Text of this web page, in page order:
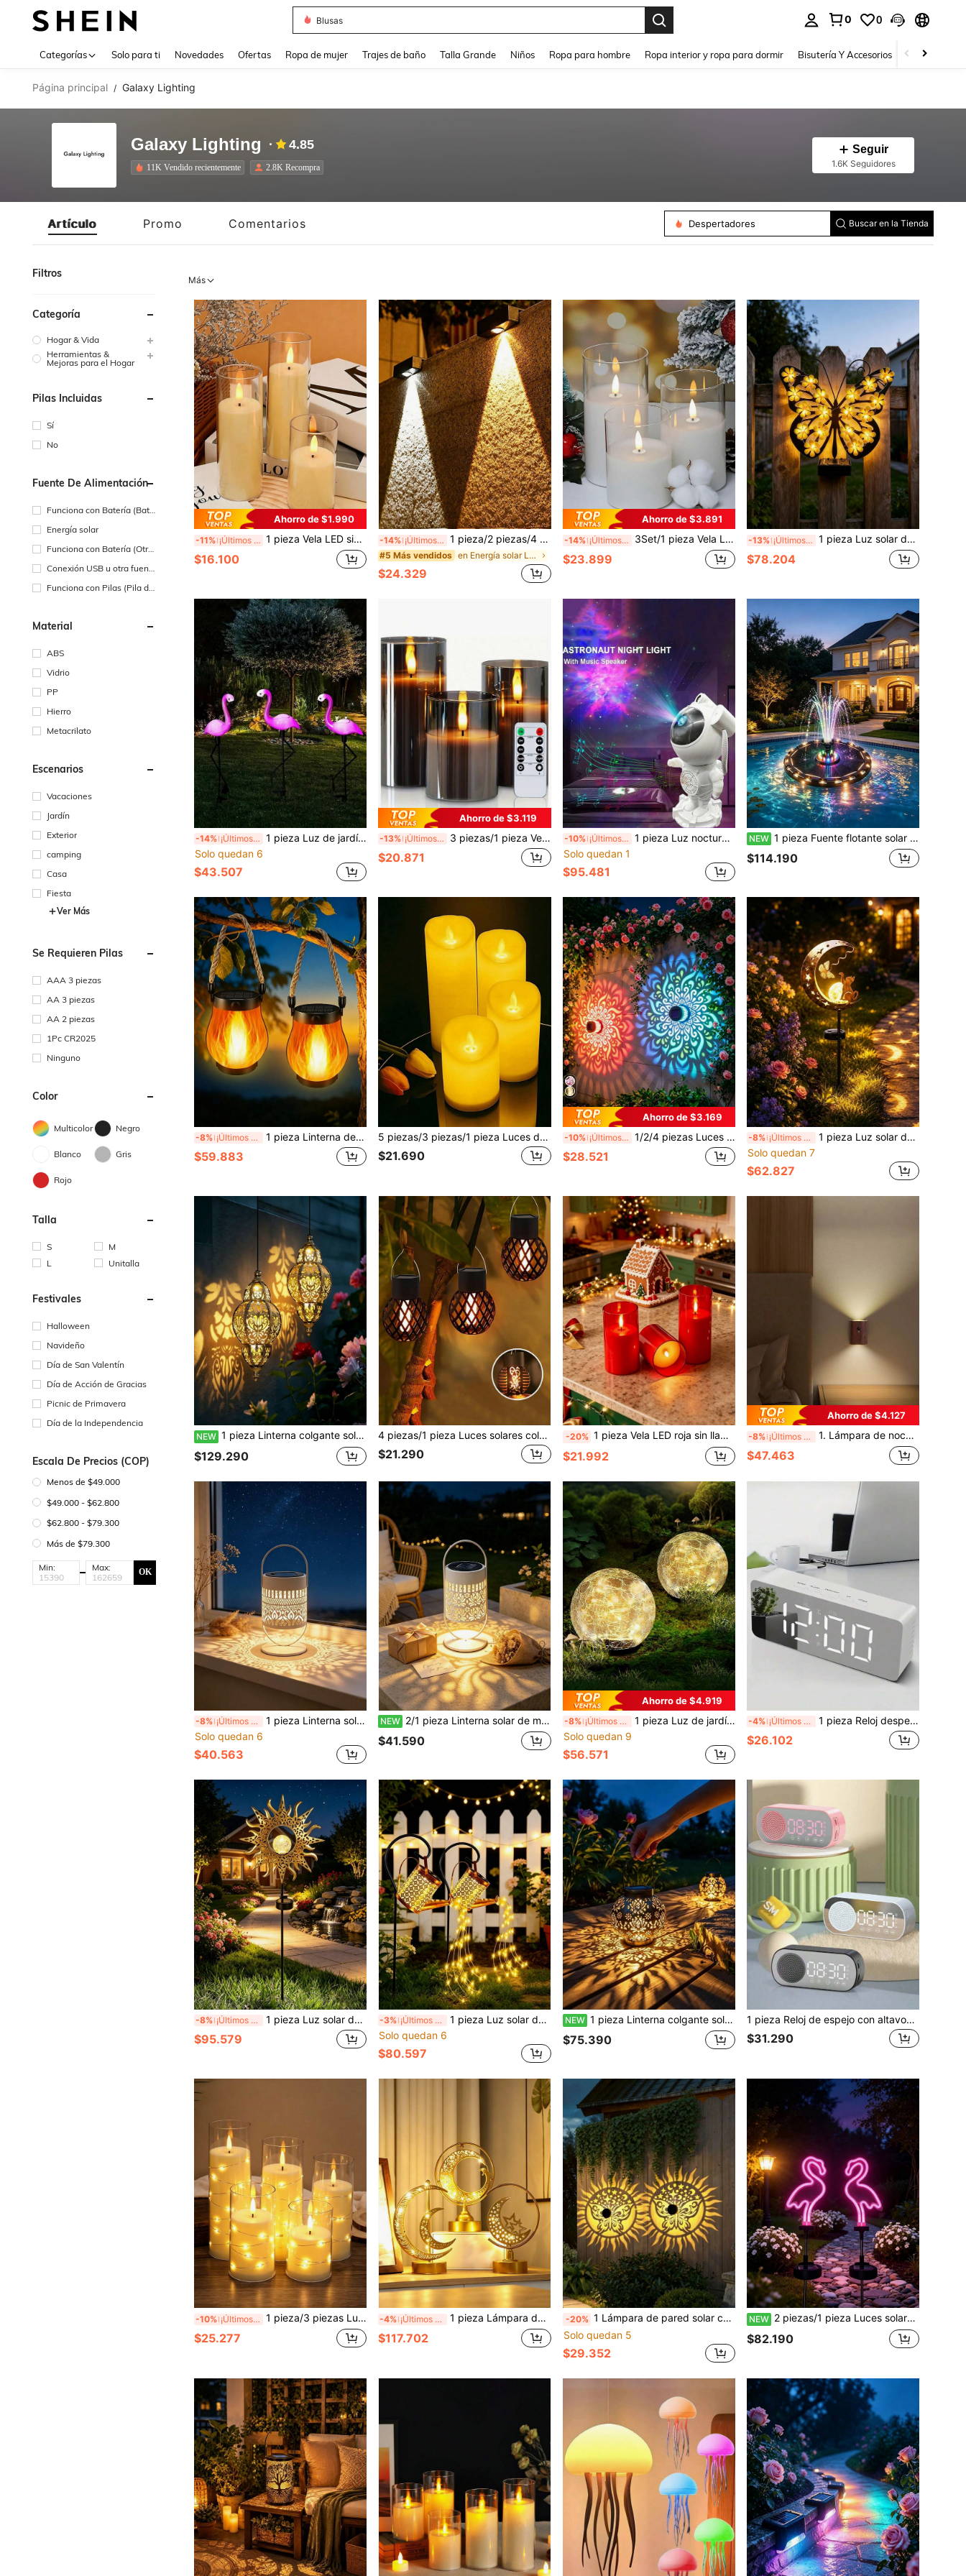
Jeans
0 0
Categorías Solo para ti Novedades Ofertas Ropa de mujer Trajes de baño Talla Grande Niños Ropa para hombre Ropa interior y ropa para dormir Bisutería Y Accesorios Zapatos
Página principal / Galaxy Lighting
Galaxy Lighting 4.85
11K Vendido recientemente 2.8K Recompra
Seguir
1.6K Seguidores
Artículo Promo Comentarios
Lámparas Solares
Despertadores
Luces De Suelo
Buscar en la Tienda
Filtros
Categoría
Hogar & Vida
Herramientas &
Mejoras para el Hogar
Pilas Incluidas
Sí
No
Fuente De Alimentación
Funciona con Batería (Bate
Energía solar
Funciona con Batería (Otra
Conexión USB u otra fuent
Funciona con Pilas (Pila de
Material
ABS
Vidrio
PP
Hierro
Metacrilato
Escenarios
Vacaciones
Jardín
Exterior
camping
Casa
Fiesta
Ver Más
Se Requieren Pilas
AAA 3 piezas
AA 3 piezas
AA 2 piezas
1Pc CR2025
Ninguno
Color
Multicolor Negro
Blanco Gris
Rojo
Talla
S
M
L
Unitalla
Festivales
Halloween
Navideño
Día de San Valentín
Día de Acción de Gracias
Picnic de Primavera
Día de la Independencia
Escala De Precios (COP)
Menos de $49.000
$49.000 - $62.800
$62.800 - $79.300
Más de $79.300
Min: Max: OK
Más
Ahorro de $1.990
-11% ¡Últimos 3 días 1 pieza Vela LED sin llama con efecto de parpadeo en forma de gota de agua, luz de ambiente, luz decorativa de interior/exterior alimentada por batería, adorno de sobremesa, adecuada para Navidad, Halloween, boda, propuesta, cumpleaños, reunión familiar, regalo perfecto para mujeres
$16.100
-14% ¡Últimos 3 días 1 pieza/2 piezas/4 piezas Luz solar de pared, luz LED ultra brillante para terraza, luz de valla, iluminación exterior, luz de jardín impermeable, balcón, valla, porche, luz nocturna solar para decoración del hogar
#5 Más vendidos en Energía solar Luces de camino
$24.329
Ahorro de $3.891
-14% ¡Últimos 3 días 3Set/1 pieza Vela LED Blanca sin Llama con Control Remoto, Luz de Ambiente, Requiere 3 Baterías, Temporizador de 2/4/6/8 Horas, Adecuada para Hotel, Hogar, Fiesta, Halloween, Navidad, Decoración de Año Nuevo (Baterías No Incluidas)
$23.899
-13% ¡Últimos 3 días 1 pieza Luz solar de pared de hierro negro con mariposa, con luz LED cálida de flor y silueta de mariposa, luz solar decorativa de pared impermeable para exteriores, adecuada para jardín, patio, villa, patio, cabaña, valla, decoración de pared de porche
$78.204
-14% ¡Últimos 3 días
1 pieza Luz de jardín solar con forma de flamenco rosa neón, luz de camino de paisaje LED con contorno neón, luz de suelo impermeable para exteriores, decoración de atmósfera tropical para jardín, césped, parque, pasillo, patio, balcón, decoración para Navidad, Halloween, Acción de Gracias, boda, cumpleaños, fiesta de reunión familiar, regalo de decoración festiva
Solo quedan 6
$43.507
Ahorro de $3.119
-13% ¡Últimos 3 días 3 piezas/1 pieza Velas LED con control remoto, diseño de vidrio transparente con efecto de parpadeo, ideal para decoración de Navidad, boda y cumpleaños
$20.871
-10% ¡Últimos 3 días 1 pieza Luz nocturna de proyección de cielo estrellado de astronauta, lámpara de proyección USB, puede reproducir música y proyección de cielo estrellado de aurora boreal, regalo para amigos y familia, ¡usa esta lámpara de proyección de astronauta para convertir tu habitación en una galaxia estrellada!
Solo quedan 1
$95.481
NEW 1 pieza Fuente flotante solar LED impermeable, bomba de fuente con luz de color cambiante, adorno decorativo multi-escena, adecuado para estanque de patio trasero, piscina, baño de pájaros, paisaje de jardín y césped
$114.190
-8% ¡Últimos 3 días 1 pieza Linterna de llama artificial alimentada por energía solar impermeable, luz de doble uso para colgar al aire libre y para mesa, adecuada para jardín, patio, piscina, decoración de ambiente para boda y fiesta
$59.883
5 piezas/3 piezas/1 pieza Luces decorativas de vela a batería para interiores/exteriores, luces de decoración romántica para propuesta a batería (baterías no incluidas), boda, Halloween, Navidad, cumpleaños, adorno de atmósfera para mesa de vacaciones
$21.690
Ahorro de $3.169
-10% ¡Últimos 3 días 1/2/4 piezas Luces de Proyección Solar con Diseño de Pavo Real, Luces LED de Pared, Controlador de Interruptor de Plástico, Batería de Níquel, Perfecto para Jardín, Césped, Patio, Escaleras, Decoración de Fiesta de Cumpleaños
$28.521
-8% ¡Últimos 3 días
1 pieza Luz solar de jardín con gato de metal bronce vintage persiguiendo mariposa en forma de media luna, bola de vidrio agrietado, luz LED impermeable para exteriores, camino, decoración de patio, jardín, parterre, patio trasero, boda, decoración de paisaje de jardín festivo
Solo quedan 7
$62.827
NEW 1 pieza Linterna colgante solar vintage marroquí, luz decorativa de exterior de metal de hierro impermeable con gancho, luz de ambiente de proyección hueca, decoración colgante para patio, jardín, porche, árbol, regalo festivo
$129.290
4 piezas/1 pieza Luces solares colgantes de bola de llama 6LED/12LED para exteriores, luces de llama impermeables para decoración de jardín, adecuadas para patio, césped, jardín, ventana, valla, garaje, patio trasero y talla grande, crean ambiente, se pueden colgar para decoración de otoño, decoración del hogar o decoración exterior
$21.290
-20% 1 pieza Vela LED roja sin llama, funciona con batería, decoración del hogar, decoración de la habitación, decoración de fiesta, Día de San Valentín, Navidad, decoración de fiesta de Halloween, Hotel/Café/Restaurante/Anfitrión de eventos (Sin control remoto) (Baterías no incluidas)
$21.992
Ahorro de $4.127
-8% ¡Últimos 3 días 1. Lámpara de noche magnética recargable por USB con sensor de movimiento y acabado imitación madera. Lámpara de lectura LED para mesita de noche. Lámpara de noche inteligente con sensor de movimiento para escaleras. Recargable. Ideal para iluminar escaleras, pasillos y para la decoración del hogar.
$47.463
-8% ¡Últimos 3 días
1 pieza Linterna solar de arte de hierro hueco blanco, luz colgante de proyección impermeable, lámpara decorativa para interiores/exteriores, adecuada para balcón, patio, jardín, decoración de ambiente de fiesta romántica
Solo quedan 6
$40.563
NEW 2/1 pieza Linterna solar de metal blanco con diseño de peonía hueca, luz impermeable de doble uso para colgar y escritorio, luz decorativa solar para exteriores para jardín, patio, patio trasero, balcón, porche, patio, camino, césped, luz de decoración de estilo vintage para exteriores
$41.590
Ahorro de $4.919
-8% ¡Últimos 3 días
1 pieza Luz de jardín exterior alimentada por energía solar, luz de bola de vidrio agrietado con 30 LED, luz de decoración de jardín paisajístico de suelo, luz de bola de hielo decorativa para jardín/camino/patio/césped/patio (incluye estaca de suelo)
Solo quedan 9
$56.571
-4% ¡Últimos 3 días 1 pieza Reloj despertador digital LED con espejo que brilla en la oscuridad en blanco y negro, reloj electrónico con pantalla LED digital USB, muestra temperatura, fecha, sueño, hora 12/24H, decoración de dormitorio, batería no incluida
$26.102
-8% ¡Últimos 3 días 1 pieza Luz solar de suelo con forma de sol de bronce vintage, lámpara de proyección de bola de vidrio agrietado de metal hueco, luz decorativa de paisaje exterior impermeable de color blanco cálido, adecuada para césped, camino, patio trasero, jardín, decoración de patio vintage
$95.579
-3% ¡Últimos 3 días
1 pieza Luz solar de regadera de hierro bronce vintage con moneda hueca y luces LED de cadena fluyente, luz de jardín con estaca de suelo impermeable, luz decorativa de paisaje pastoral retro para patio trasero, césped, parterre de flores, decoración exterior de granja
Solo quedan 6
$80.597
NEW 1 pieza Linterna colgante solar con patrón hueco de Epiphyllum en negro/cobre, luz cálida proyectada, luz decorativa LED de arte de hierro, lámpara esférica impermeable para exteriores, adecuada para jardín, césped, patio, patio trasero, decoración de estilo vintage
$75.390
1 pieza Reloj de espejo con altavoz Bluetooth, regalo de reloj despertador, altavoz inteligente con subwoofer, compatible con tarjeta TF, pantalla LED digital USB, reloj despertador electrónico, decoración del hogar, decoración del dormitorio, útiles escolares
$31.290
-10% ¡Últimos 2 días 1 pieza/3 piezas Luces de vela LED sin llama, luces de vela realistas alimentadas por batería con control remoto, lámpara de atmósfera de luz cálida, adecuada para boda, propuesta, fiesta de cumpleaños, decoración del hogar
$25.277
-4% ¡Últimos 2 días 1 pieza Lámpara de mesa LED de metal dorado con estrella & luna, luz nocturna de luna creciente de arte de hierro hueco, lámpara de escritorio decorativa cálida, adecuada para dormitorio, sala de estar, boda, fiesta, regalo del Día de San Valentín, adorno de decoración de ambiente del hogar
$117.702
-20% 1 Lámpara de pared solar con forma de mariposa, lámpara de pared solar de metal hueco retro, luz decorativa impermeable para jardín exterior, luz ambiental romántica para terraza/pabellón/balcón, luz decorativa de paisaje
Solo quedan 5
$29.352
NEW 2 piezas/1 pieza Luces solares de jardín con estaca de flamenco rosa neón, iluminación neón impermeable para exteriores, camino, patio, jardín, parque, pasillo, luces decorativas de ambiente, adecuadas para boda, cumpleaños, Halloween, Navidad, fiesta de vacaciones, decoración del hogar
$82.190